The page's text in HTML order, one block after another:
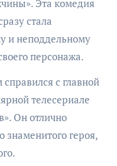
Эта комедия
стала
и неподдельному
персонажа.
с главной
телесериале
Он отлично
знаменитого героя,